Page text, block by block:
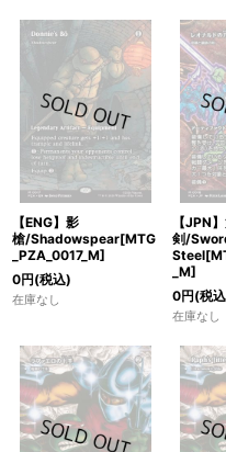
【ENG】影
槍/Shadowspear[MTG
_PZA_0017_M]
0円(税込)
在庫なし
【JPN
剣/
_M]
0円(税
在庫なし